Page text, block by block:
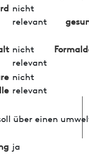
nicht
relevant
nicht
relevant
nicht
relevant
über einen
ja